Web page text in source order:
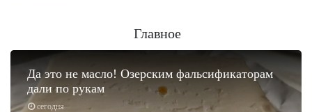
Главное
сегодня
Да это не масло! Озерским фальсификаторам
дали по рукам